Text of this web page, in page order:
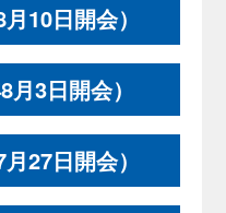
10日開会）
3日開会）
27日開会）